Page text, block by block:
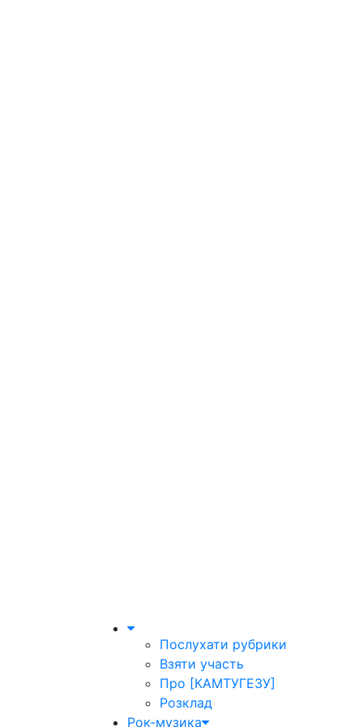
Послухати рубрики
Взяти участь
Про [КАМТУГЕЗУ]
Розклад
Рок-музика